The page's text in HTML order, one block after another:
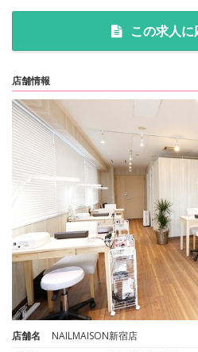
この求人
店舗情報
店舗名
NAILMAISON新宿店